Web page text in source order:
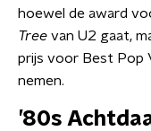
hoewel de award
Tree van U2 gaat,
prijs voor Best Pop
nemen.
’80s